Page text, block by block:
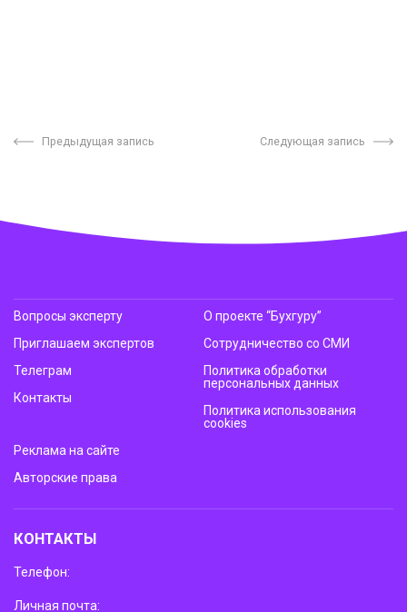
Предыдущая запись Следующая запись
Вопросы эксперту
Приглашаем экспертов
Телеграм
Контакты
О проекте “Бухгуру”
Сотрудничество со СМИ
Политика обработки
персональных данных
Политика использования
cookies
Реклама на сайте
Авторские права
КОНТАКТЫ
Телефон:
Личная почта: